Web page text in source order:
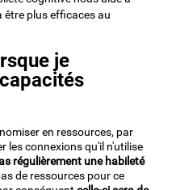
être plus efficaces au
je
en ressources, par
les connexions qu'il n'utilise
régulièrement une habileté
de ressources pour ce